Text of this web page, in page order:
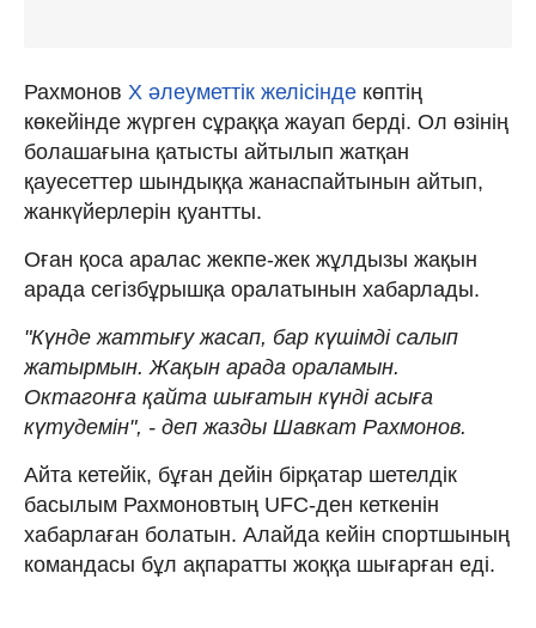
Рахмонов Х әлеуметтік желісінде көптің
көкейінде жүрген сұраққа жауап берді. Ол өзінің
болашағына қатысты айтылып жатқан
қауесеттер шындыққа жанаспайтынын айтып,
жанкүйерлерін қуантты.
Оған қоса аралас жекпе-жек жұлдызы жақын
арада сегізбұрышқа оралатынын хабарлады.
"Күнде жаттығу жасап, бар күшімді салып
жатырмын. Жақын арада ораламын.
Октагонға қайта шығатын күнді асыға
күтудемін", - деп жазды Шавкат Рахмонов.
Айта кетейік, бұған дейін бірқатар шетелдік
басылым Рахмоновтың UFC-ден кеткенін
хабарлаған болатын. Алайда кейін спортшының
командасы бұл ақпаратты жоққа шығарған еді.